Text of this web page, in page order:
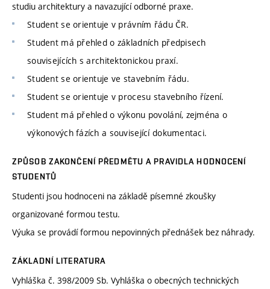
studiu architektury a navazující odborné praxe.
Student se orientuje v právním řádu ČR.
Student má přehled o základních předpisech
souvisejících s architektonickou praxí.
Student se orientuje ve stavebním řádu.
Student se orientuje v procesu stavebního řízení.
Student má přehled o výkonu povolání, zejména o
výkonových fázích a související dokumentaci.
ZPŮSOB ZAKONČENÍ PŘEDMĚTU A PRAVIDLA HODNOCENÍ
STUDENTŮ
Studenti jsou hodnoceni na základě písemné zkoušky
organizované formou testu.
Výuka se provádí formou nepovinných přednášek bez náhrady.
ZÁKLADNÍ LITERATURA
Vyhláška č. 398/2009 Sb. Vyhláška o obecných technických